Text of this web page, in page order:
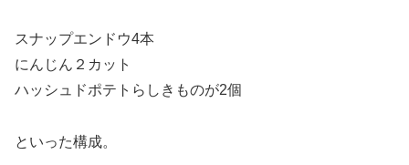
スナップエンドウ4本
にんじん２カット
ハッシュドポテトらしきものが2個
といった構成。